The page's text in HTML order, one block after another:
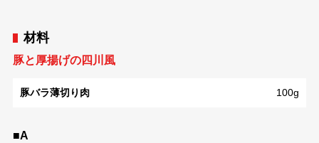
材料
豚と厚揚げの四川風
豚バラ薄切り肉 100g
■A